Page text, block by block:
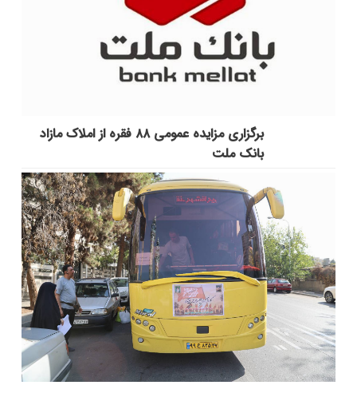
برگزاری مزایده عمومی ۸۸ فقره از املاک مازاد
بانک ملت